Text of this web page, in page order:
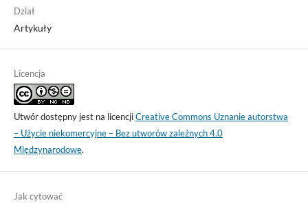
Dział
Artykuły
Licencja
Utwór dostępny jest na licencjiCreative Commons Uznanie autorstwa
– Użycie niekomercyjne – Bez utworów zależnych 4.0
Międzynarodowe.
Jak cytować